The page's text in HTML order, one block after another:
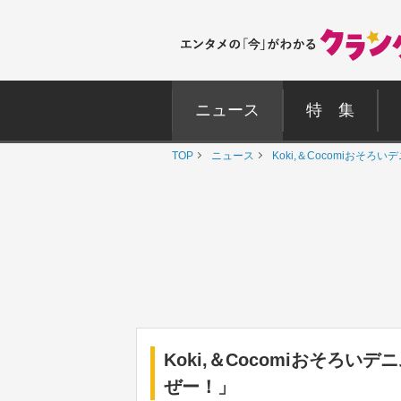
ニュース 特 集
TOP ニュース Koki,＆Cocomiおそろい
Koki,＆Cocomiおそろいデ
ぜー！」